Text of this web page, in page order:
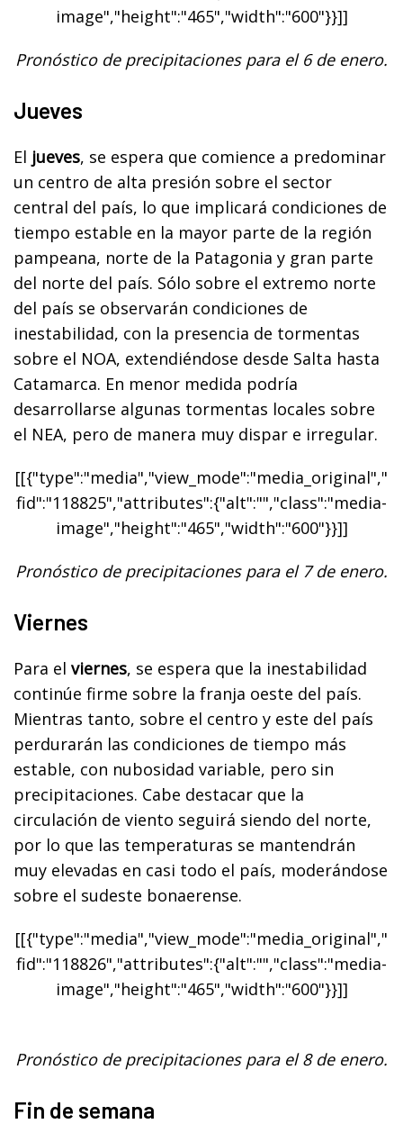
image","height":"465","width":"600"}}]]
Pronóstico de precipitaciones para el 6 de enero.
Jueves
El jueves, se espera que comience a predominar
un centro de alta presión sobre el sector
central del país, lo que implicará condiciones de
tiempo estable en la mayor parte de la región
pampeana, norte de la Patagonia y gran parte
del norte del país. Sólo sobre el extremo norte
del país se observarán condiciones de
inestabilidad, con la presencia de tormentas
sobre el NOA, extendiéndose desde Salta hasta
Catamarca. En menor medida podría
desarrollarse algunas tormentas locales sobre
el NEA, pero de manera muy dispar e irregular.
[[{"type":"media","view_mode":"media_original","
fid":"118825","attributes":{"alt":"","class":"media-
image","height":"465","width":"600"}}]]
Pronóstico de precipitaciones para el 7 de enero.
Viernes
Para el viernes, se espera que la inestabilidad
continúe firme sobre la franja oeste del país.
Mientras tanto, sobre el centro y este del país
perdurarán las condiciones de tiempo más
estable, con nubosidad variable, pero sin
precipitaciones. Cabe destacar que la
circulación de viento seguirá siendo del norte,
por lo que las temperaturas se mantendrán
muy elevadas en casi todo el país, moderándose
sobre el sudeste bonaerense.
[[{"type":"media","view_mode":"media_original","
fid":"118826","attributes":{"alt":"","class":"media-
image","height":"465","width":"600"}}]]
Pronóstico de precipitaciones para el 8 de enero.
Fin de semana